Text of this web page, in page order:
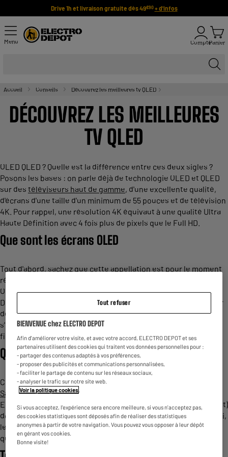
Drive 1h et livraison gratuite dès 49€90 + d'infos
Menu ComptePanier
Accueil Conseils Découvrez les meilleures tv QLED
DÉCOUVREZ LES MEILLEURES
TV QLED
OLED QLED ? Quelle est la différence entre ces deux sigles ?
Posons les bases : on parle déjà de technologie OLED et QLED
sur des téléviseurs haut de gamme, d'une excellente qualité,
d'écrans d'une taille d'un minimum de 55 pouces et de télévision
4K. Pour rappel, une résolution 4K équivaut à une qualité Ultra
Haute Définition avec 4 fois plus de pixels que le Full HD.
Que sont les écrans OLED
Tout d'abord, sachez que cette appellation est pour le moment
réservée aux modèles des marques LG et Sony. OLED signifie
Organic Light-Emitting Diode que l'on traduit en français par
Diode Electro-luminescente organique. Le principe repose sur
des pixels qui ne nécessitent pas de rétro-éclairage car ils
s'illuminent par eux-mêmes. La taille de l'écran est encore plus
fine. La dalle organique est constituée de carbone, flexible.
Que sont les écrans QLED
Cette fois-ci, le terme correspond aux modèles de
Samsung, et depuis peu TCL. Le "q" accolé au sigle LED (Diode
Electro-luminescente) évoque le point quantique (Quantum Dot)
dont est pourvue la dalle de ces nouveaux téléviseurs QLED. Ici,
le rétroéclairage LED permet la diffusion des couleurs d'une
qualité à couper le souffle.
Tout refuser
BIENVENUE chez ELECTRO DEPOT
Afin d'améliorer votre visite, et avec votre accord, ELECTRO DEPOT et ses
partenaires utilisent des cookies qui traitent vos données personnelles pour :
- partager des contenus adaptés à vos préférences,
- proposer des publicités et communications personnalisées,
- faciliter le partage de contenu sur les réseaux sociaux,
- analyser le trafic sur notre site web.
Voir la politique cookies.
Si vous acceptez, l'expérience sera encore meilleure, si vous n'acceptez pas,
des cookies statistiques sont déposés afin de réaliser des statistiques
anonymes à partir de votre navigation. Vous pouvez vous opposer à leur dépôt
en gérant vos cookies.
Bonne visite!